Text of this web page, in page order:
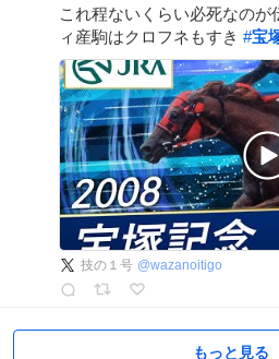
これ程ないくらい必死なのが
ィ産駒はクロフネもすき #宝
技の１号 @wazanoitigo
もっと見る